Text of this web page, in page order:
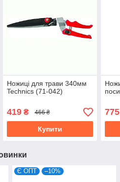
Ножиці для трави 340мм
Technics (71-042)
419₴ 466 ₴
Купити
775
Є ОПТ –10%